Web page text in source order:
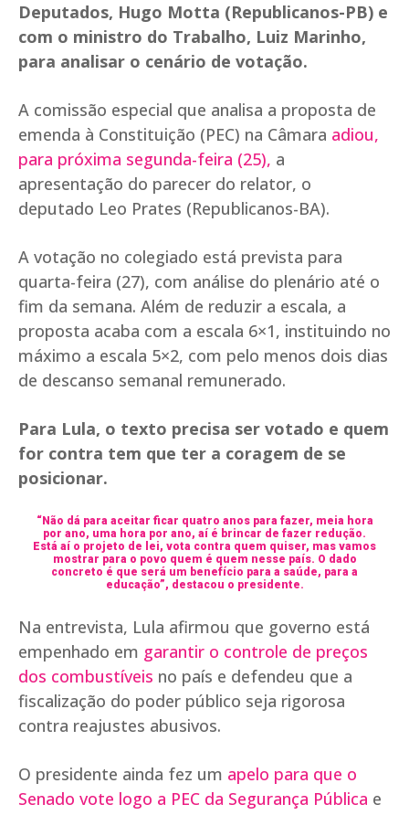
Deputados, Hugo Motta (Republicanos-PB) e
com o ministro do Trabalho, Luiz Marinho,
para analisar o cenário de votação.
A comissão especial que analisa a proposta de
emenda à Constituição (PEC) na Câmara adiou,
para próxima segunda-feira (25), a
apresentação do parecer do relator, o
deputado Leo Prates (Republicanos-BA).
A votação no colegiado está prevista para
quarta-feira (27), com análise do plenário até o
fim da semana. Além de reduzir a escala, a
proposta acaba com a escala 6×1, instituindo no
máximo a escala 5×2, com pelo menos dois dias
de descanso semanal remunerado.
Para Lula, o texto precisa ser votado e quem
for contra tem que ter a coragem de se
posicionar.
“Não dá para aceitar ficar quatro anos para fazer, meia hora
por ano, uma hora por ano, aí é brincar de fazer redução.
Está aí o projeto de lei, vota contra quem quiser, mas vamos
mostrar para o povo quem é quem nesse país. O dado
concreto é que será um benefício para a saúde, para a
educação”, destacou o presidente.
Na entrevista, Lula afirmou que governo está
empenhado em garantir o controle de preços
dos combustíveis no país e defendeu que a
fiscalização do poder público seja rigorosa
contra reajustes abusivos.
O presidente ainda fez um apelo para que o
Senado vote logo a PEC da Segurança Pública e